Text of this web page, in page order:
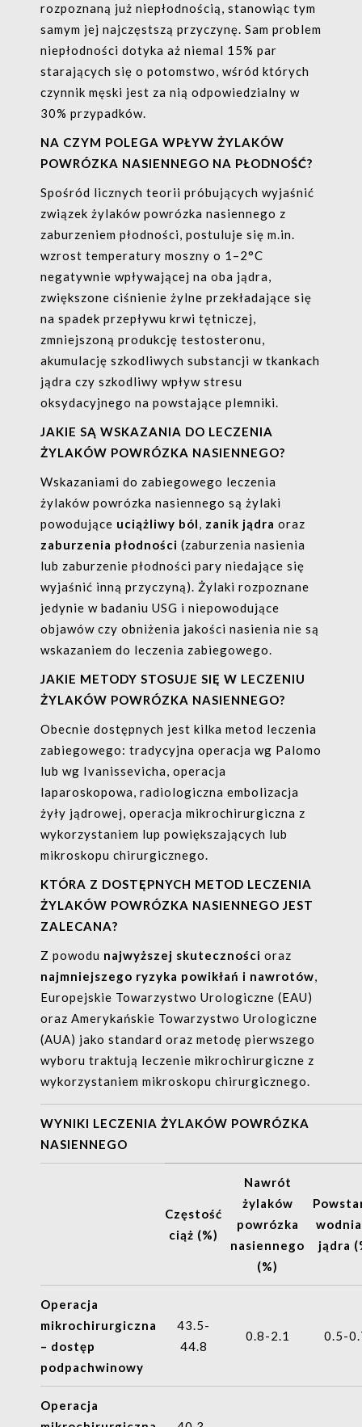
rozpoznaną już niepłodnością, stanowiąc tym
samym jej najczęstszą przyczynę. Sam problem
niepłodności dotyka aż niemal 15% par
starających się o potomstwo, wśród których
czynnik męski jest za nią odpowiedzialny w
30% przypadków.
NA CZYM POLEGA WPŁYW ŻYLAKÓW
POWRÓZKA NASIENNEGO NA PŁODNOŚĆ?
Spośród licznych teorii próbujących wyjaśnić
związek żylaków powrózka nasiennego z
zaburzeniem płodności, postuluje się m.in.
wzrost temperatury moszny o 1–2°C
negatywnie wpływającej na oba jądra,
zwiększone ciśnienie żylne przekładające się
na spadek przepływu krwi tętniczej,
zmniejszoną produkcję testosteronu,
akumulację szkodliwych substancji w tkankach
jądra czy szkodliwy wpływ stresu
oksydacyjnego na powstające plemniki.
JAKIE SĄ WSKAZANIA DO LECZENIA
ŻYLAKÓW POWRÓZKA NASIENNEGO?
Wskazaniami do zabiegowego leczenia
żylaków powrózka nasiennego są żylaki
powodujące uciążliwy ból, zanik jądra oraz
zaburzenia płodności (zaburzenia nasienia
lub zaburzenie płodności pary niedające się
wyjaśnić inną przyczyną). Żylaki rozpoznane
jedynie w badaniu USG i niepowodujące
objawów czy obniżenia jakości nasienia nie są
wskazaniem do leczenia zabiegowego.
JAKIE METODY STOSUJE SIĘ W LECZENIU
ŻYLAKÓW POWRÓZKA NASIENNEGO?
Obecnie dostępnych jest kilka metod leczenia
zabiegowego: tradycyjna operacja wg Palomo
lub wg Ivanissevicha, operacja
laparoskopowa, radiologiczna embolizacja
żyły jądrowej, operacja mikrochirurgiczna z
wykorzystaniem lup powiększających lub
mikroskopu chirurgicznego.
KTÓRA Z DOSTĘPNYCH METOD LECZENIA
ŻYLAKÓW POWRÓZKA NASIENNEGO JEST
ZALECANA?
Z powodu najwyższej skuteczności oraz
najmniejszego ryzyka powikłań i nawrotów,
Europejskie Towarzystwo Urologiczne (EAU)
oraz Amerykańskie Towarzystwo Urologiczne
(AUA) jako standard oraz metodę pierwszego
wyboru traktują leczenie mikrochirurgiczne z
wykorzystaniem mikroskopu chirurgicznego.
WYNIKI LECZENIA ŻYLAKÓW POWRÓZKA
NASIENNEGO
Częstość
ciąż (%)
Nawrót
żylaków
powrózka
nasiennego
(%)
jądra
Operacja
mikrochirurgiczna
– dostęp
podpachwinowy
43.5-
44.8
0.8-2.1 0.5-
Operacja